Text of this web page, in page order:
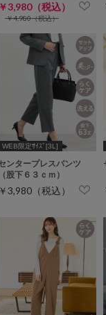
￥3,980（税込）
￥4,980（税込）
WEB限定ｻｲｽﾞ[3L]
ンタープレスパンツ
（股下６３ｃｍ）
￥3,980（税込）